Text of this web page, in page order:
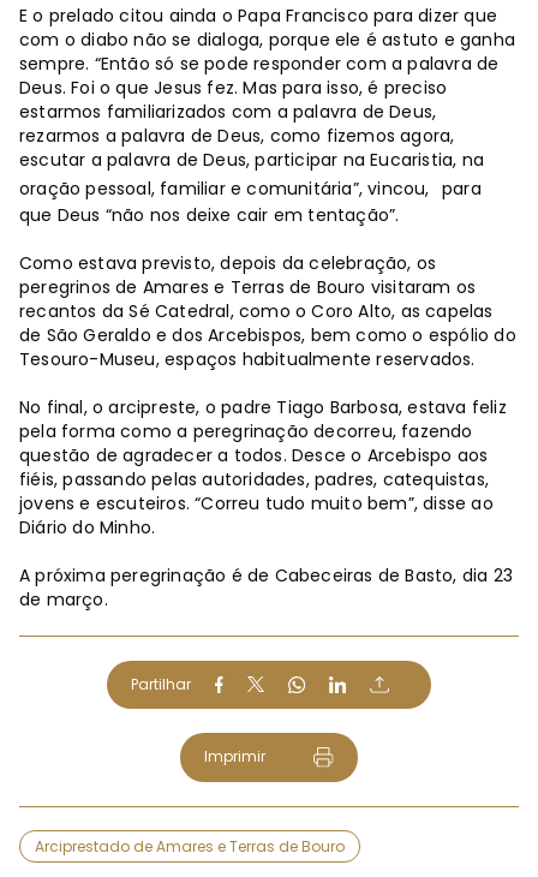
E o prelado citou ainda o Papa Francisco para dizer que
com o diabo não se dialoga, porque ele é astuto e ganha
sempre. “Então só se pode responder com a palavra de
Deus. Foi o que Jesus fez. Mas para isso, é preciso
estarmos familiarizados com a palavra de Deus,
rezarmos a palavra de Deus, como fizemos agora,
escutar a palavra de Deus, participar na Eucaristia, na
oração pessoal, familiar e comunitária”, vincou, para
que Deus “não nos deixe cair em tentação”.
Como estava previsto, depois da celebração, os
peregrinos de Amares e Terras de Bouro visitaram os
recantos da Sé Catedral, como o Coro Alto, as capelas
de São Geraldo e dos Arcebispos, bem como o espólio do
Tesouro-Museu, espaços habitualmente reservados.
No final, o arcipreste, o padre Tiago Barbosa, estava feliz
pela forma como a peregrinação decorreu, fazendo
questão de agradecer a todos. Desce o Arcebispo aos
fiéis, passando pelas autoridades, padres, catequistas,
jovens e escuteiros. “Correu tudo muito bem”, disse ao
Diário do Minho.
A próxima peregrinação é de Cabeceiras de Basto, dia 23
de março.
Partilhar
Imprimir
Arciprestado de Amares e Terras de Bouro